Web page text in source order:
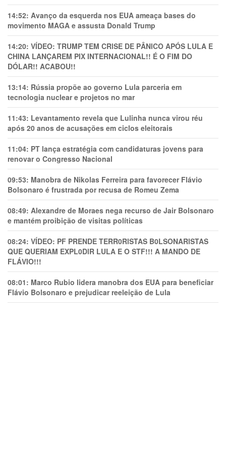
14:52: Avanço da esquerda nos EUA ameaça bases do
movimento MAGA e assusta Donald Trump
14:20: VÍDEO: TRUMP TEM CRlSE DE PÂNlCO APÓS LULA E
CHINA LANÇAREM PIX INTERNACIONAL!! É O FIM DO
DÓLAR!! ACABOU!!
13:14: Rússia propõe ao governo Lula parceria em
tecnologia nuclear e projetos no mar
11:43: Levantamento revela que Lulinha nunca virou réu
após 20 anos de acusações em ciclos eleitorais
11:04: PT lança estratégia com candidaturas jovens para
renovar o Congresso Nacional
09:53: Manobra de Nikolas Ferreira para favorecer Flávio
Bolsonaro é frustrada por recusa de Romeu Zema
08:49: Alexandre de Moraes nega recurso de Jair Bolsonaro
e mantém proibição de visitas políticas
08:24: VÍDEO: PF PRENDE TERR0RlSTAS B0LSONARlSTAS
QUE QUERIAM EXPL0DlR LULA E O STF!!! A MANDO DE
FLÁVIO!!!
08:01: Marco Rubio lidera manobra dos EUA para beneficiar
Flávio Bolsonaro e prejudicar reeleição de Lula